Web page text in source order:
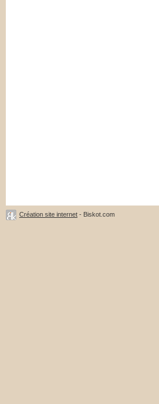
Création site internet - Biskot.com